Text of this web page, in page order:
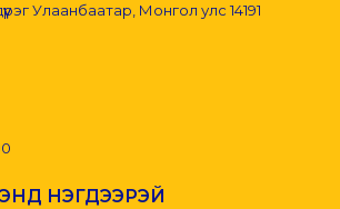
Улаанбаатар, Монгол улс 14191
НЭГДЭЭРЭЙ